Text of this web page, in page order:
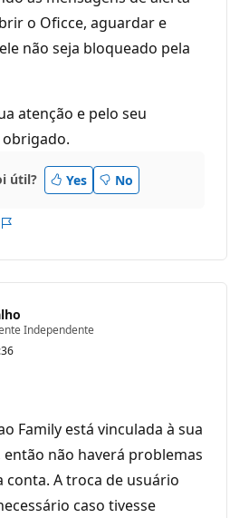
o Oficce, aguardar e
não seja bloqueado pela
atenção e pelo seu
útil? Yes No
Independente
Family está vinculada à sua
não haverá problemas
conta. A troca de usuário
caso tivesse